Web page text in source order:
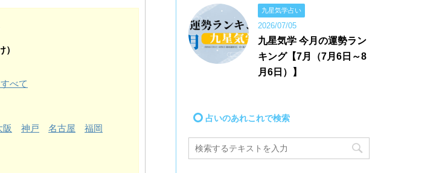
べて
阪 神戸 名古屋 福岡
九星気学占い
2026/07/05
九星気学 今月の運勢ラン
キング【7月（7月6日～8
月6日）】
占いのあれこれで検索